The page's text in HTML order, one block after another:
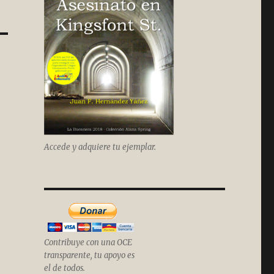
Accede y adquiere tu ejemplar.
Contribuye con una OCE
transparente, tu apoyo es
el de todos.